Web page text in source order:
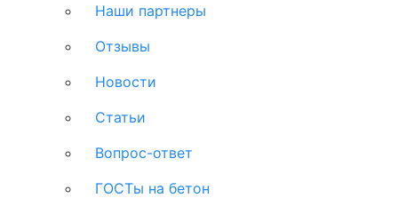
Наши партнеры
Отзывы
Новости
Статьи
Вопрос-ответ
ГОСТы на бетон